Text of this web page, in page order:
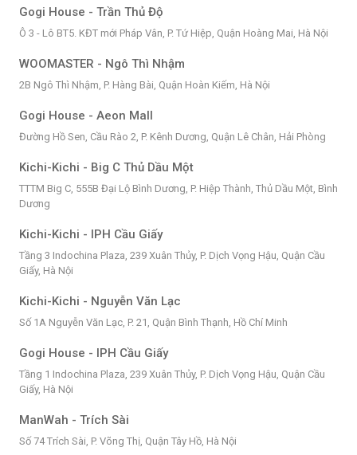
Gogi House - Trần Thủ Độ
Ô 3 - Lô BT5. KĐT mới Pháp Vân, P. Tứ Hiệp, Quận Hoàng Mai, Hà Nội
WOOMASTER - Ngô Thì Nhậm
2B Ngô Thì Nhậm, P. Hàng Bài, Quận Hoàn Kiếm, Hà Nội
Gogi House - Aeon Mall
Đường Hồ Sen, Cầu Rào 2, P. Kênh Dương, Quận Lê Chân, Hải Phòng
Kichi-Kichi - Big C Thủ Dầu Một
TTTM Big C, 555B Đại Lộ Bình Dương, P. Hiệp Thành, Thủ Dầu Một, Bình
Dương
Kichi-Kichi - IPH Cầu Giấy
Tầng 3 Indochina Plaza, 239 Xuân Thủy, P. Dịch Vọng Hậu, Quận Cầu
Giấy, Hà Nội
Kichi-Kichi - Nguyễn Văn Lạc
Số 1A Nguyễn Văn Lạc, P. 21, Quận Bình Thạnh, Hồ Chí Minh
Gogi House - IPH Cầu Giấy
Tầng 1 Indochina Plaza, 239 Xuân Thủy, P. Dịch Vọng Hậu, Quận Cầu
Giấy, Hà Nội
ManWah - Trích Sài
Số 74 Trích Sài, P. Võng Thị, Quận Tây Hồ, Hà Nội